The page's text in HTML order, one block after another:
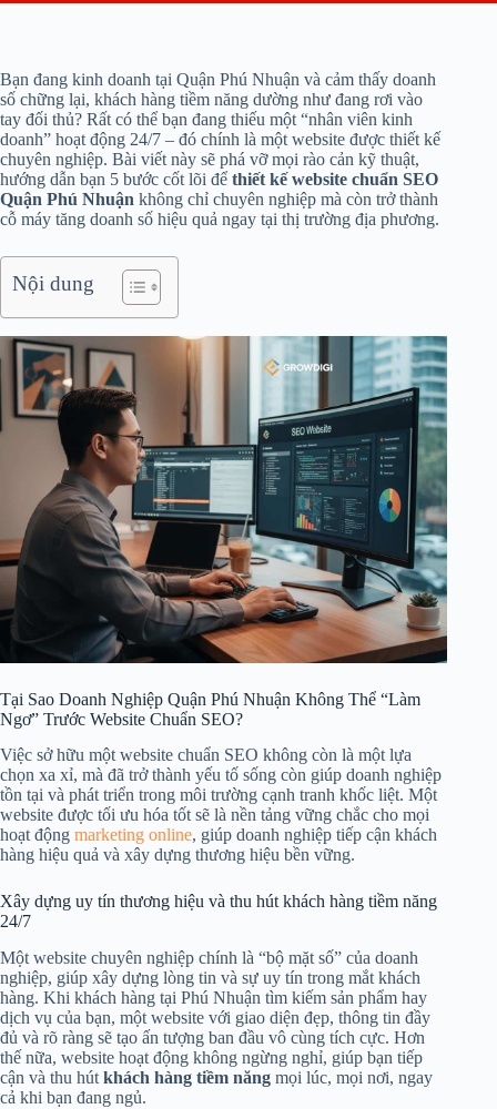
Bạn đang kinh doanh tại Quận Phú Nhuận và cảm thấy doanh
số chững lại, khách hàng tiềm năng dường như đang rơi vào
tay đối thủ? Rất có thể bạn đang thiếu một “nhân viên kinh
doanh” hoạt động 24/7 – đó chính là một website được thiết kế
chuyên nghiệp. Bài viết này sẽ phá vỡ mọi rào cản kỹ thuật,
hướng dẫn bạn 5 bước cốt lõi để thiết kế website chuẩn SEO
Quận Phú Nhuận không chỉ chuyên nghiệp mà còn trở thành
cỗ máy tăng doanh số hiệu quả ngay tại thị trường địa phương.
Nội dung
Tại Sao Doanh Nghiệp Quận Phú Nhuận Không Thể “Làm
Ngơ” Trước Website Chuẩn SEO?
Việc sở hữu một website chuẩn SEO không còn là một lựa
chọn xa xỉ, mà đã trở thành yếu tố sống còn giúp doanh nghiệp
tồn tại và phát triển trong môi trường cạnh tranh khốc liệt. Một
website được tối ưu hóa tốt sẽ là nền tảng vững chắc cho mọi
hoạt động marketing online, giúp doanh nghiệp tiếp cận khách
hàng hiệu quả và xây dựng thương hiệu bền vững.
Xây dựng uy tín thương hiệu và thu hút khách hàng tiềm năng
24/7
Một website chuyên nghiệp chính là “bộ mặt số” của doanh
nghiệp, giúp xây dựng lòng tin và sự uy tín trong mắt khách
hàng. Khi khách hàng tại Phú Nhuận tìm kiếm sản phẩm hay
dịch vụ của bạn, một website với giao diện đẹp, thông tin đầy
đủ và rõ ràng sẽ tạo ấn tượng ban đầu vô cùng tích cực. Hơn
thế nữa, website hoạt động không ngừng nghỉ, giúp bạn tiếp
cận và thu hút khách hàng tiềm năng mọi lúc, mọi nơi, ngay
cả khi bạn đang ngủ.